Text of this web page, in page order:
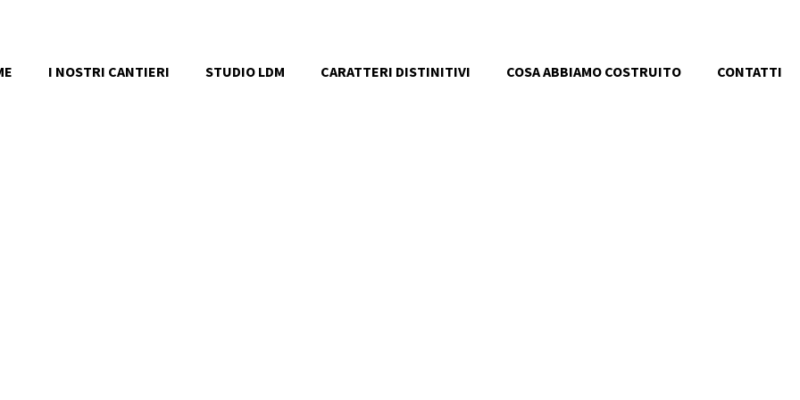
I NOSTRI CANTIERI STUDIO LDM CARATTERI DISTINITIVI COSA ABBIAMO COSTRUITO CONTATTI